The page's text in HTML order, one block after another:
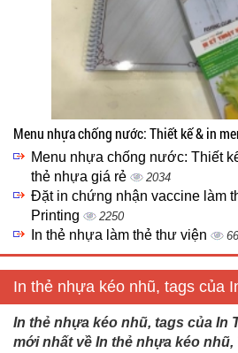
Menu nhựa chống nước: Thiết kế & in
Menu nhựa chống nước: Thiết
thẻ nhựa giá rẻ
2034
Đặt in chứng nhận vaccine làm
Printing
2250
In thẻ nhựa làm thẻ thư viện
In thẻ nhựa kéo nhũ, tags của
In thẻ nhựa kéo nhũ, tags của In
mới nhất về In thẻ nhựa kéo nhũ,